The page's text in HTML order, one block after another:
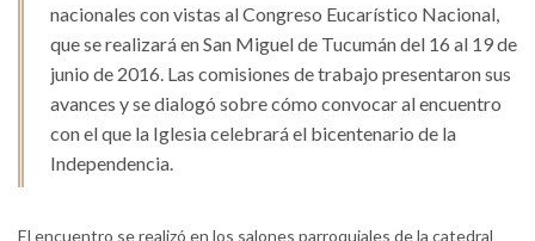
nacionales con vistas al Congreso Eucarístico Nacional,
que se realizará en San Miguel de Tucumán del 16 al 19 de
junio de 2016. Las comisiones de trabajo presentaron sus
avances y se dialogó sobre cómo convocar al encuentro
con el que la Iglesia celebrará el bicentenario de la
Independencia.
El encuentro se realizó en los salones parroquiales de la catedral